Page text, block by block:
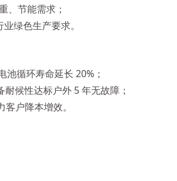
、节能需求；
绿色生产要求。
循环寿命延长 20%；
候性达标户外 5 年无故障；
户降本增效。